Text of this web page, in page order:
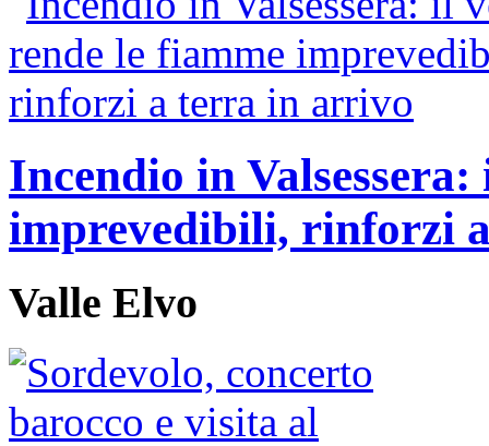
Incendio in
imprevedibili, rinforzi
Valle Elvo